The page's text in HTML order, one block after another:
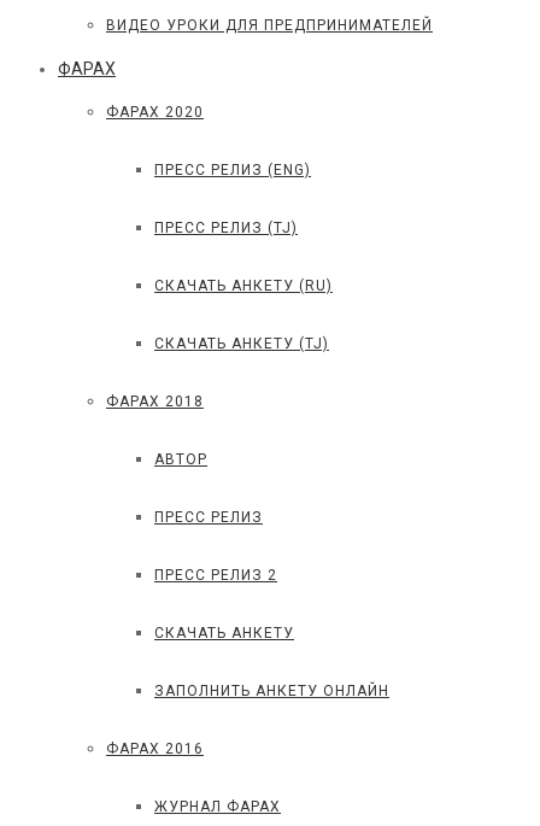
ВИДЕО УРОКИ ДЛЯ ПРЕДПРИНИМАТЕЛЕЙ
ФАРАХ
ФАРАХ 2020
ПРЕСС РЕЛИЗ (ENG)
ПРЕСС РЕЛИЗ (TJ)
СКАЧАТЬ АНКЕТУ (RU)
СКАЧАТЬ АНКЕТУ (TJ)
ФАРАХ 2018
АВТОР
ПРЕСС РЕЛИЗ
ПРЕСС РЕЛИЗ 2
СКАЧАТЬ АНКЕТУ
ЗАПОЛНИТЬ АНКЕТУ ОНЛАЙН
ФАРАХ 2016
ЖУРНАЛ ФАРАХ